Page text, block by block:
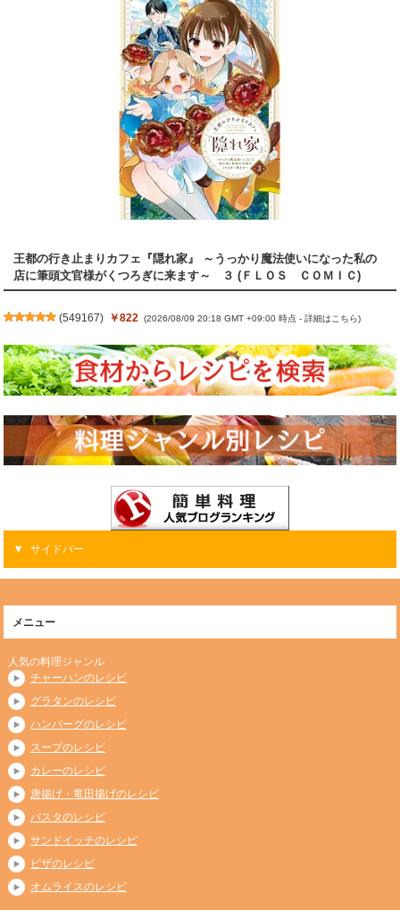
王都の行き止まりカフェ『隠れ家』 ～うっかり魔法使いになった私の
店に筆頭文官様がくつろぎに来ます～ ３ (ＦＬＯＳ ＣＯＭＩＣ)
(549167) ￥822 (2026/08/09 20:18 GMT +09:00 時点 -詳細はこちら)
サイドバー
メニュー
人気の料理ジャンル
チャーハンのレシピ
グラタンのレシピ
ハンバーグのレシピ
スープのレシピ
カレーのレシピ
唐揚げ・竜田揚げのレシピ
パスタのレシピ
サンドイッチのレシピ
ピザのレシピ
オムライスのレシピ